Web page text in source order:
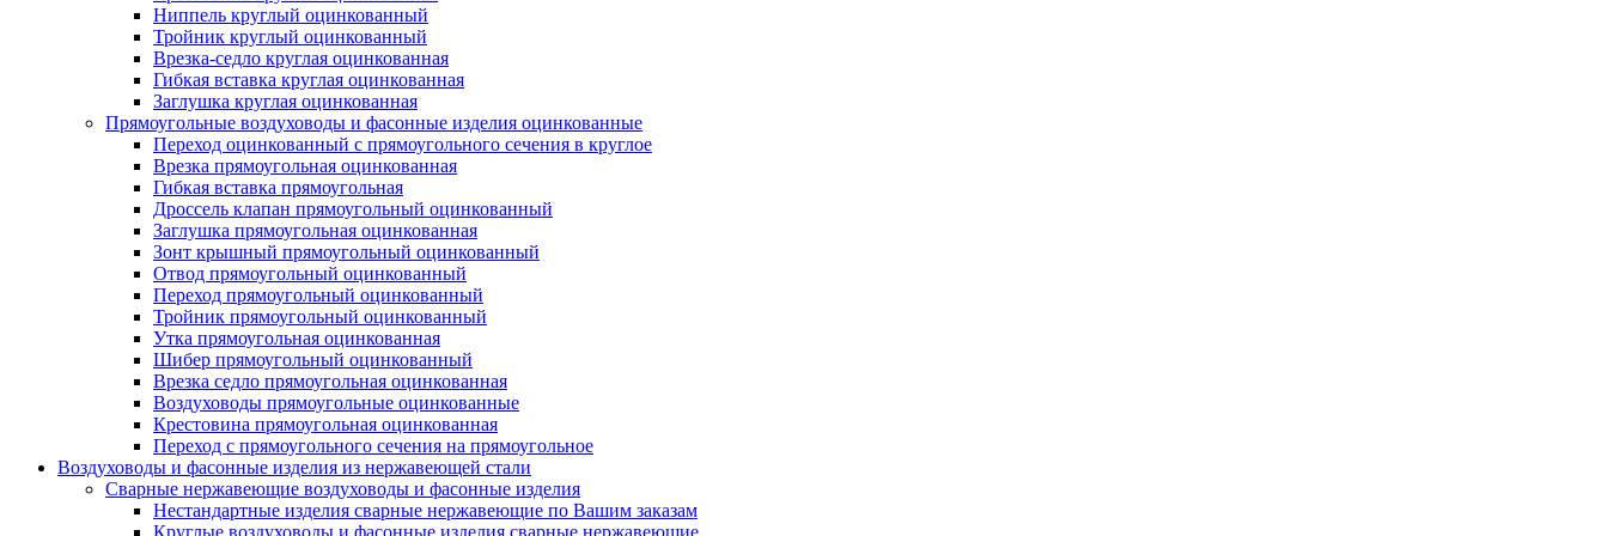
Ниппель круглый оцинкованный
Тройник круглый оцинкованный
Врезка-седло круглая оцинкованная
Гибкая вставка круглая оцинкованная
Заглушка круглая оцинкованная
Прямоугольные воздуховоды и фасонные изделия оцинкованные
Переход оцинкованный с прямоугольного сечения в круглое
Врезка прямоугольная оцинкованная
Гибкая вставка прямоугольная
Дроссель клапан прямоугольный оцинкованный
Заглушка прямоугольная оцинкованная
Зонт крышный прямоугольный оцинкованный
Отвод прямоугольный оцинкованный
Переход прямоугольный оцинкованный
Тройник прямоугольный оцинкованный
Утка прямоугольная оцинкованная
Шибер прямоугольный оцинкованный
Врезка седло прямоугольная оцинкованная
Воздуховоды прямоугольные оцинкованные
Крестовина прямоугольная оцинкованная
Переход с прямоугольного сечения на прямоугольное
Воздуховоды и фасонные изделия из нержавеющей стали
Сварные нержавеющие воздуховоды и фасонные изделия
Нестандартные изделия сварные нержавеющие по Вашим заказам
Круглые воздуховоды и фасонные изделия сварные нержавеющие